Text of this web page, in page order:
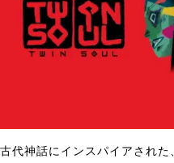
古代神話にインスパイアされ